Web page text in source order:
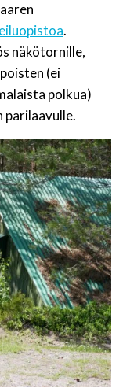
.
näkötornille,
(ei
polkua)
parilaavulle.